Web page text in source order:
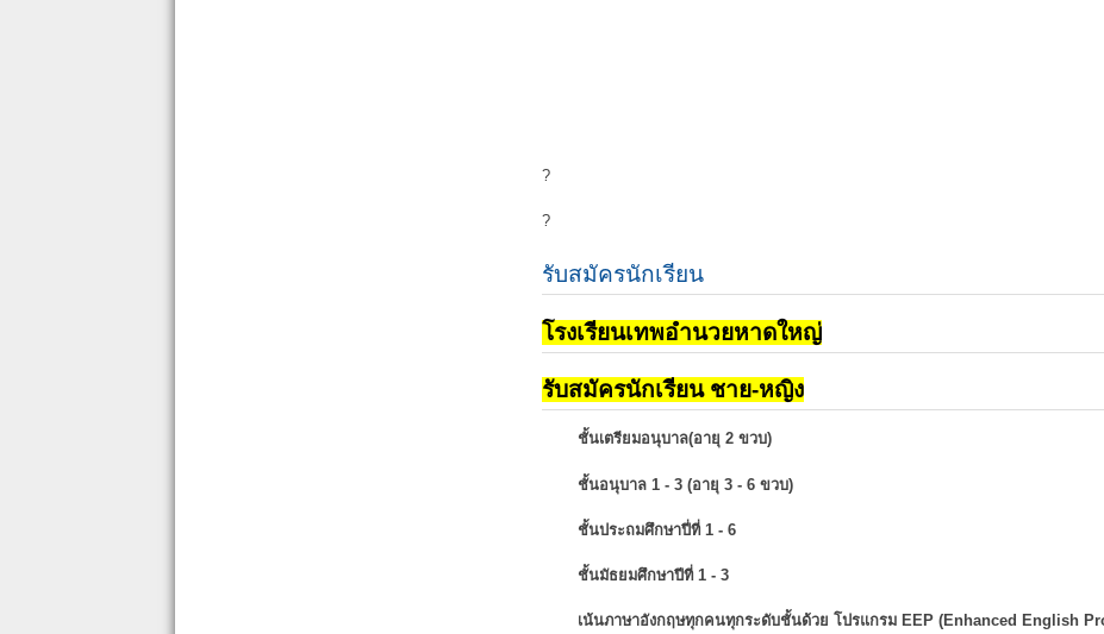
?
?
รับสมัครนักเรียน
โรงเรียนเทพอำนวยหาดใหญ่
รับสมัครนักเรียน ชาย-หญิง
ชั้นเตรียมอนุบาล(อายุ 2 ขวบ)
ชั้นอนุบาล 1 - 3 (อายุ 3 - 6 ขวบ)
ชั้นประถมศึกษาปี่ที่ 1 - 6
ชั้นมัธยมศึกษาปีที่ 1 - 3
เน้นภาษาอังกฤษทุกคนทุกระดับชั้นด้วย โปรแกรม EEP (Enhanced English